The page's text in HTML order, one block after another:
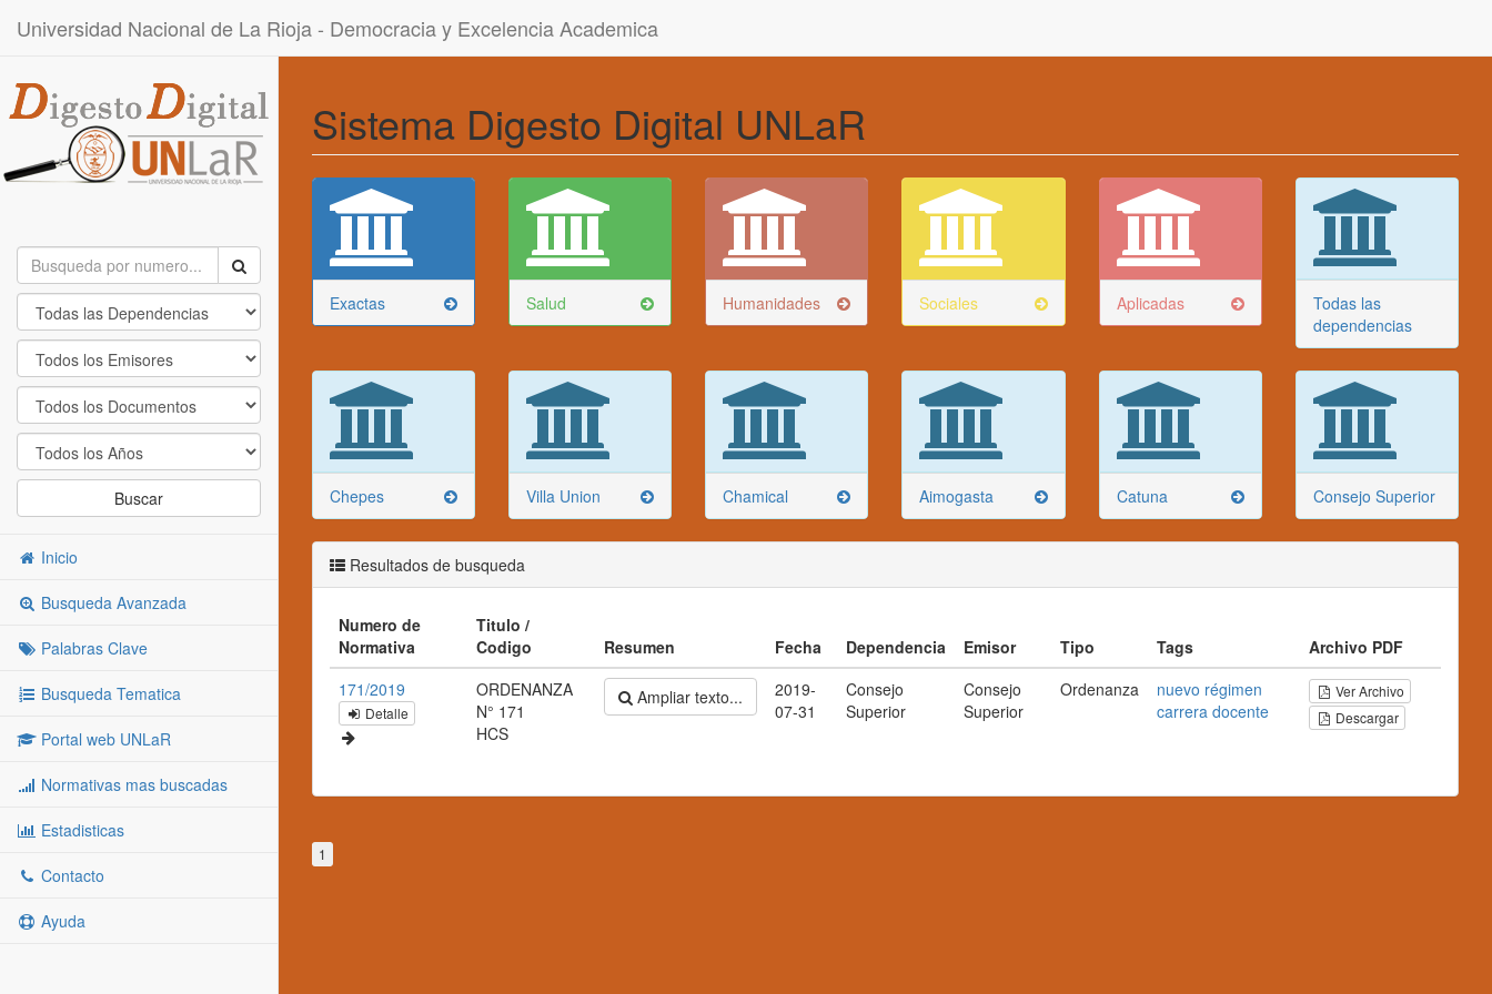
Universidad Nacional de La Rioja - Democracia y Excelencia Academica
Buscar
Inicio
Busqueda Avanzada
Palabras Clave
Busqueda Tematica
Portal web UNLaR
Normativas mas buscadas
Estadisticas
Contacto
Ayuda
Sistema Digesto Digital UNLaR
Exactas Salud Humanidades Sociales Aplicadas
Todas las
dependencias
Chepes Villa Union Chamical Aimogasta Catuna Consejo Superior
Resultados de busqueda
Numero de
Normativa
Titulo /
Codigo
Resumen Fecha Dependencia Emisor Tipo Tags
Archivo PDF
171/2019
Detalle
ORDENANZA
N° 171
HCS
Ampliar texto...
2019-
07-31
Consejo
Superior
Consejo
Superior
Ordenanza
nuevo régimen
carrera docente
Ver Archivo
Descargar
1